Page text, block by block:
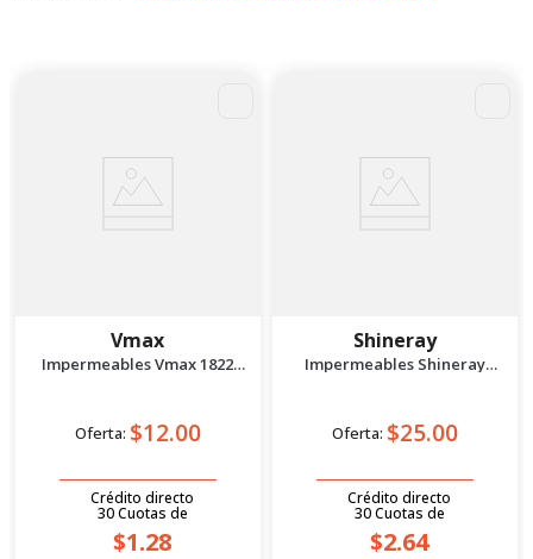
Vmax
Impermeables Vmax 1822
Oferta: $12.00
Crédito directo
30Cuotas de
$1.28
Shineray
Impermeables Shineray
Oferta: $25.00
Crédito directo
30Cuotas de
$2.64